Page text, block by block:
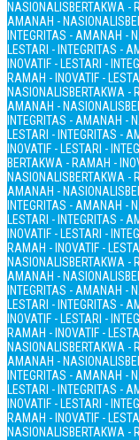
NASIONALISBERTAKWA -
AMANAH - NASIONALIS
INTEGRITAS - AMANAH -
LESTARI - INTEGRITAS -
INOVATIF - LESTARI -
RAMAH - INOVATIF -
NASIONALISBERTAKWA -
AMANAH - NASIONALIS
INTEGRITAS - AMANAH -
LESTARI - INTEGRITAS -
INOVATIF - LESTARI -
BERTAKWA - RAMAH -
NASIONALISBERTAKWA -
AMANAH - NASIONALIS
INTEGRITAS - AMANAH -
LESTARI - INTEGRITAS -
INOVATIF - LESTARI -
RAMAH - INOVATIF -
NASIONALISBERTAKWA -
AMANAH - NASIONALIS
INTEGRITAS - AMANAH -
LESTARI - INTEGRITAS -
INOVATIF - LESTARI -
RAMAH - INOVATIF -
NASIONALISBERTAKWA -
AMANAH - NASIONALIS
INTEGRITAS - AMANAH -
LESTARI - INTEGRITAS -
INOVATIF - LESTARI -
RAMAH - INOVATIF -
NASIONALISBERTAKWA -